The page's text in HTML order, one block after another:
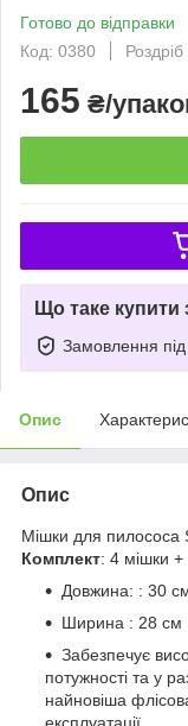
Готово до відправки
Код: 0380
Роздріб
165 ₴/
Що таке купити
Замовлення
Опис
Опис
Мішки для пилососа
Комплект: 4 мішки +
Довжина: : 30
Ширина : 28 см
Забезпечує
потужності та у
найновіша
експлуатації